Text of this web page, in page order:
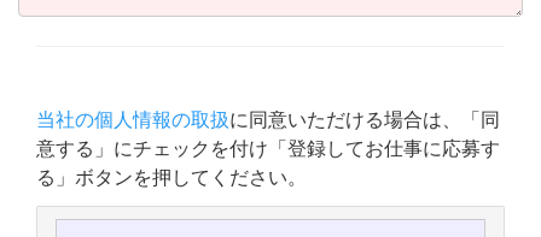
当社の個人情報の取扱に同意いただける場合は、「同
意する」にチェックを付け「登録してお仕事に応募す
る」ボタンを押してください。